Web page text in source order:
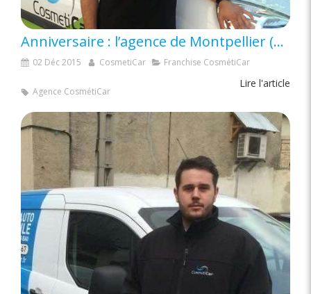
Anniversaire : l’agence de Montpellier (34) fête ses 2 ans
02 Déc 2015 CosmetiCar Franchise CosmétiCar
Lire l'article
Agence CosmétiCar